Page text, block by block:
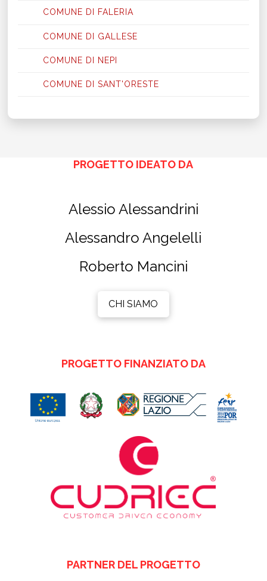
COMUNE DI FALERIA
COMUNE DI GALLESE
COMUNE DI NEPI
COMUNE DI SANT'ORESTE
PROGETTO IDEATO DA
Alessio Alessandrini
Alessandro Angelelli
Roberto Mancini
CHI SIAMO
PROGETTO FINANZIATO DA
PARTNER DEL PROGETTO